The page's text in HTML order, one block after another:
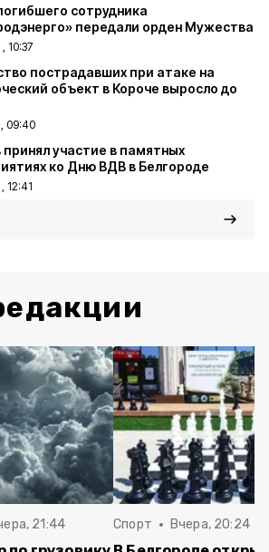
сотрудника
передали орден Мужества
10:37
пострадавших при атаке на
объект в Короче выросло до
, 09:40
участие в памятных
ко Дню ВДВ в Белгороде
12:41
21:44 Спорт Вчера, 20:24